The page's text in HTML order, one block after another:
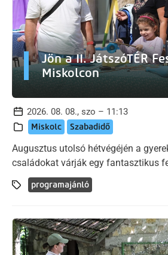
Jön a II. JátszóTÉR
Miskolcon
2026. 08. 08., szo – 11:13
Miskolc Szabadidő
Augusztus utolsó hétvégéjén a
családokat várják egy fantasztikus
programajánló